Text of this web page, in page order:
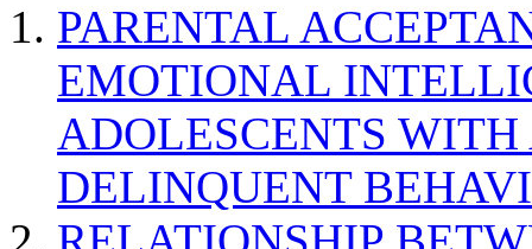
PARENTAL
EMOTIONAL
ADOLESCENTS
DELINQUENT